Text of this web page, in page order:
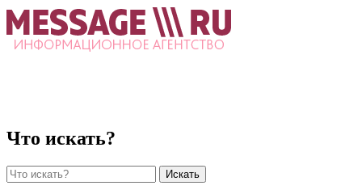
Что искать?
Искать